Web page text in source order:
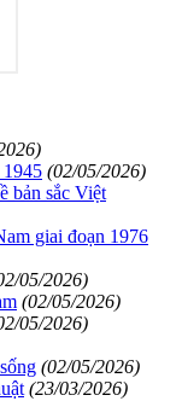
(02/05/2026)
bản sắc Việt
giai đoạn 1976
05/2026)
(02/05/2026)
05/2026)
(02/05/2026)
(23/03/2026)